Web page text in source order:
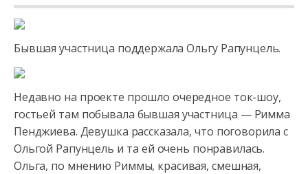
Бывшая участница поддержала Ольгу Рапунцель.
Недавно на проекте прошло очередное ток-шоу,
гостьей там побывала бывшая участница — Римма
Пенджиева. Девушка рассказала, что поговорила с
Ольгой Рапунцель и та ей очень понравилась.
Ольга, по мнению Риммы, красивая, смешная,